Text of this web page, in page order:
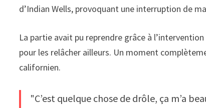
d’Indian Wells, provoquant une interruption de
La partie avait pu reprendre grâce à
pour les relâcher ailleurs. Un moment
californien.
"C’est quelque chose de drôle, ça m’a